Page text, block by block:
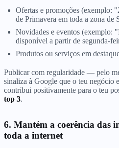
Ofertas e promoções (exemplo:
de Primavera em toda a zona de
Novidades e eventos (exemplo:
disponível a partir de segunda-
Produtos ou serviços em
Publicar com regularidade — pelo
sinaliza à Google que o teu negócio
contribui positivamente para o teu
top 3.
6. Mantém a coerência das
toda a internet